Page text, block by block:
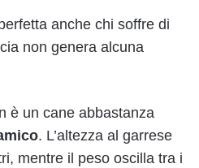
anche chi soffre di
non genera alcuna
è un cane abbastanza
. L’altezza al garrese
mentre il peso oscilla tra i